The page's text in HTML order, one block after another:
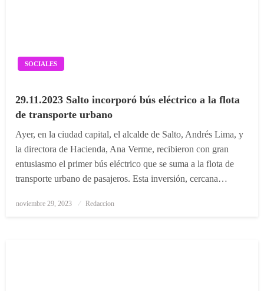
SOCIALES
29.11.2023 Salto incorporó bús eléctrico a la flota
de transporte urbano
Ayer, en la ciudad capital, el alcalde de Salto, Andrés Lima, y
la directora de Hacienda, Ana Verme, recibieron con gran
entusiasmo el primer bús eléctrico que se suma a la flota de
transporte urbano de pasajeros. Esta inversión, cercana…
Posted
noviembre 29, 2023 Redaccion